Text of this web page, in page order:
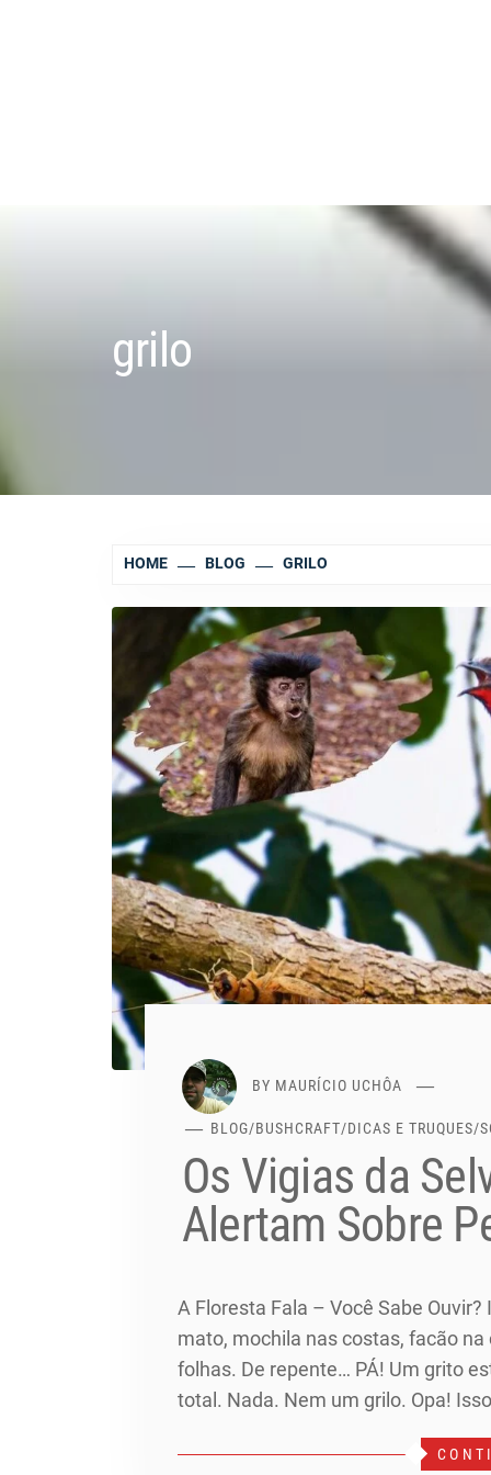
grilo
HOME BLOG GRILO
BY MAURÍCIO UCHÔA
BLOG/BUSHCRAFT/DICAS E TRUQUES/
Os Vigias da
Alertam Sobre
A Floresta Fala – Você Sabe
mato, mochila nas costas, facão
folhas. De repente… PÁ! Um grito
total. Nada. Nem um grilo. Opa! Isso